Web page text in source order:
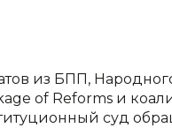
из БПП,
of Reforms и
суд